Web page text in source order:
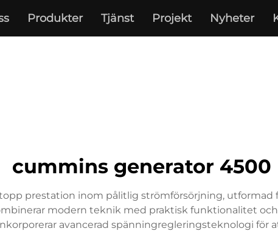
Produkter Tjänst Projekt Nyheter
cummins generator 4500
prestation inom pålitlig strömförsörjning, utformad
modern teknik med praktisk funktionalitet
avancerad spänningregleringsteknologi för